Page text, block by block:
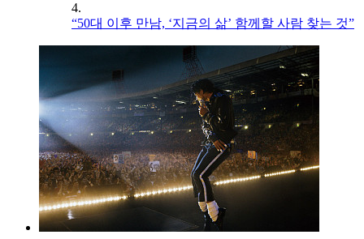
4.
“50대 이후 만남, ‘지금의 삶’ 함께할 사람 찾는 것”